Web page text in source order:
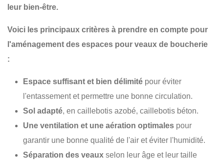
leur bien-être.
Voici les principaux critères à prendre en compte pour
l'aménagement des espaces pour veaux de boucherie
:
Espace suffisant et bien délimité pour éviter
l'entassement et permettre une bonne circulation.
Sol adapté, en caillebotis azobé, caillebotis béton.
Une ventilation et une aération optimales pour
garantir une bonne qualité de l'air et éviter l'humidité.
Séparation des veaux selon leur âge et leur taille